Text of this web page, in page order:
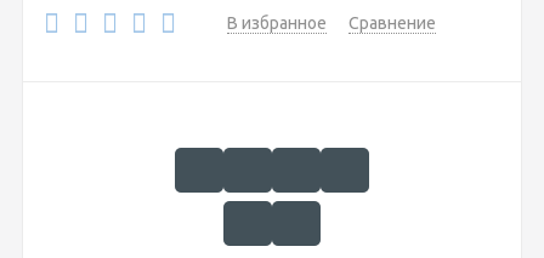
В избранное Сравнение